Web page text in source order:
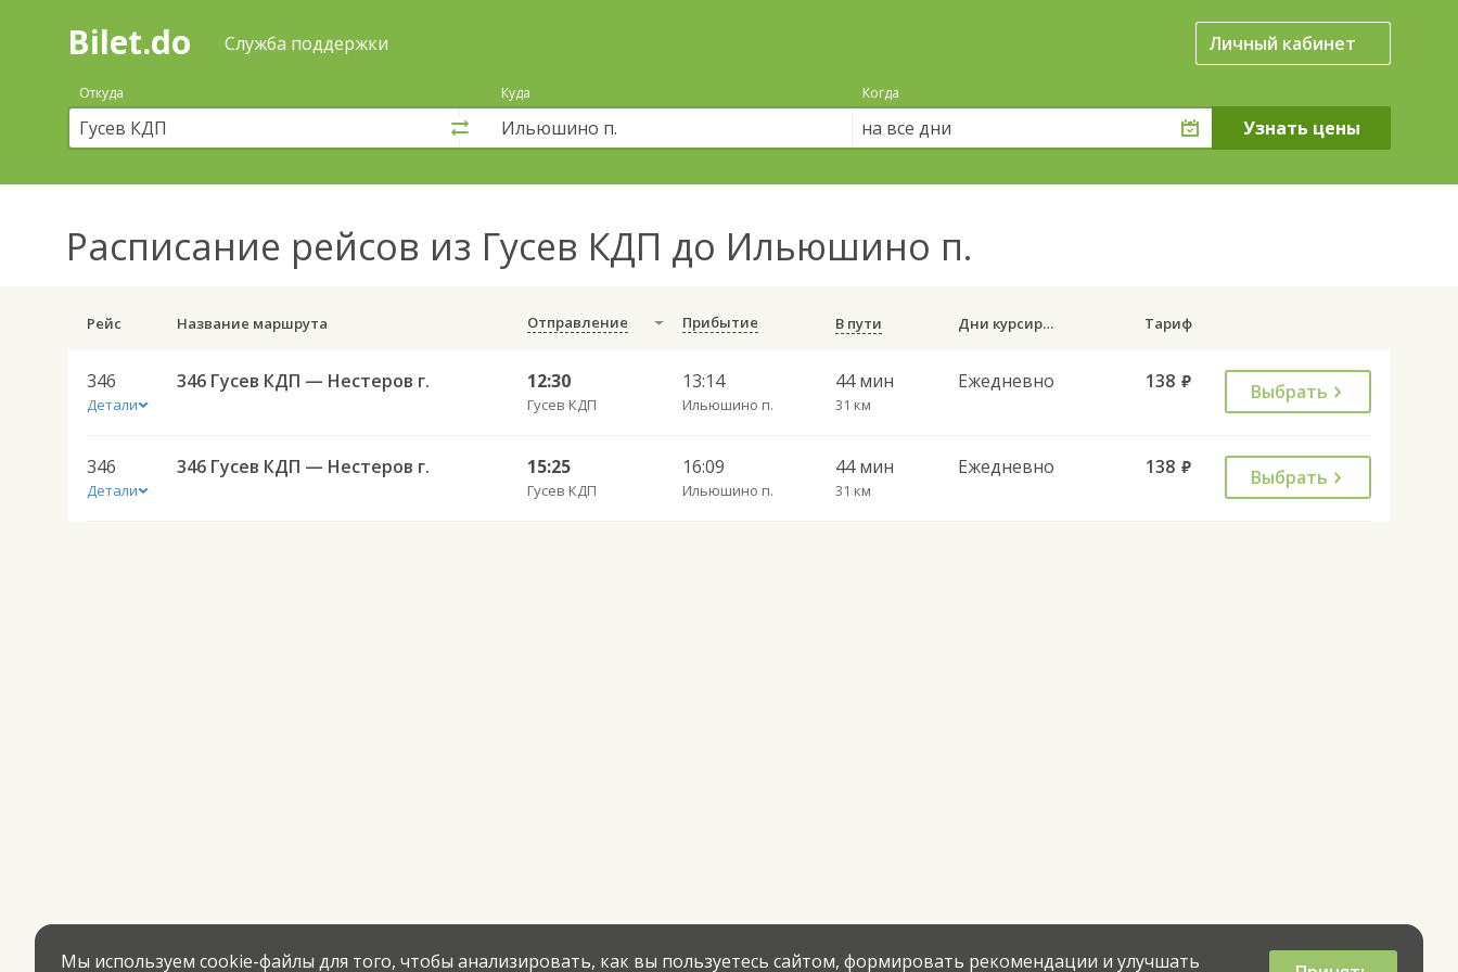
Поиск
покупка
билетов
автобус
онлайн
Bilet.do Служба поддержки Личный кабинет
Откуда Куда Когда
на все дни
Расписание рейсов из Гусев КДП до Ильюшино п.
Рейс Название маршрута Отправление Прибытие В пути Дни курсирования Тариф
346
Детали
346 Гусев КДП — Нестеров г. 12:30
Гусев КДП
13:14
Ильюшино п.
44 мин
31 км
Ежедневно 138 руб. Выбрать
346
Детали
346 Гусев КДП — Нестеров г. 15:25
Гусев КДП
16:09
Ильюшино п.
44 мин
31 км
Ежедневно 138 руб. Выбрать
Мы используем cookie-файлы для того, чтобы анализировать, как вы пользуетесь сайтом, формировать рекомендации и улучшать